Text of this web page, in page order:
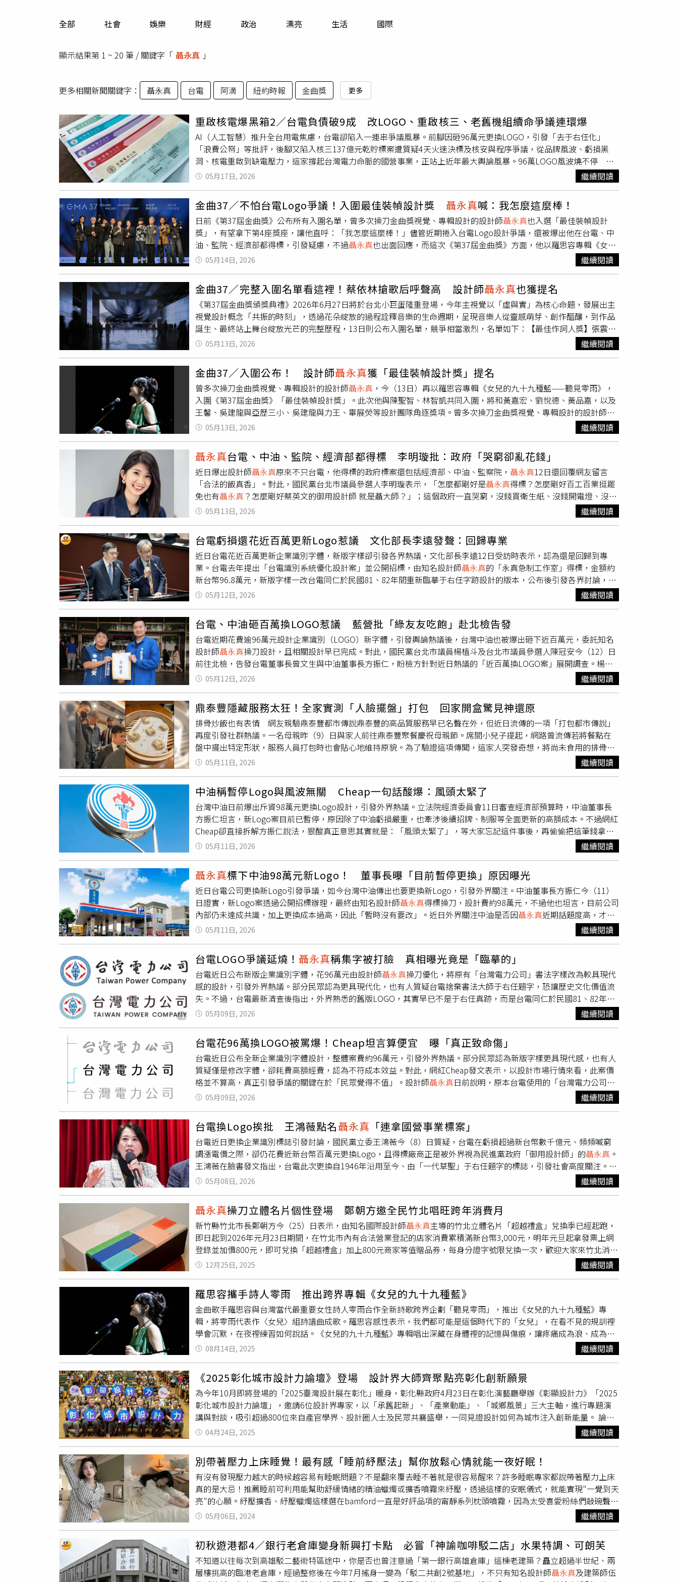
運勢
全部 社會 娛樂 財經 政治 漂亮 生活 國際
顯示結果第 1 ~ 20 筆 / 關鍵字「 聶永真 」
更多相關新聞關鍵字： 聶永真 台電 阿滴 紐約時報 金曲獎 更多
重啟核電爆黑箱2／台電負債破9成 改LOGO、重啟核三、老舊機組續命爭議連環爆
AI（人工智慧）推升全台用電焦慮，台電卻陷入一連串爭議風暴。前腳因砸96萬元更換LOGO，引發「去于右任化」
「浪費公帑」等批評，後腳又陷入核三137億元乾貯標案遭質疑4天火速決標及核安與程序爭議，從品牌風波、虧損黑
洞、核電重啟到缺電壓力，這家撐起台灣電力命脈的國營事業，正站上近年最大輿論風暴。96萬LOGO風波燒不停 學
者翻資料打臉官方說法近期最受矚目的爭議，莫過於台電新版電費帳單與LOGO爭議。台電將原本沿用多年的字樣，更
操刀的現代標準字體，並將帳單配色從過去藍色調整為藍綠色，引發外界諸多聯想。尤其原先外界普
遍認知，台電舊版字體出自「一代草聖」于右任手筆，但台電初期回應稱是員工臨摹設計，隨後卻遭學者翻出《台電月
刊》等歷史資料，指出確實為于右任題字，讓外界質疑台電說法前後不一。台電斥資96萬大改Logo，爭議爆發後改稱新
舊字體並行。（圖／翻攝民視新聞網YouTube）第一季又虧43億元 負債比飆破91％這也導致台電虧損黑洞進一步被放
大檢視。攤開近年財報，2022年虧損2,263億元，台電說俄烏戰爭、天然氣和煤價飆漲、電價未同步調漲所致；2023年
再虧1,999億元，台電強調扮演「抗通膨消波塊」，吸收燃料成本；2024年收斂至虧損411億元。好景不長，台電連虧3
年後，好不容易在2025年扭轉劣勢轉虧為盈，未料在2026年第一季又虧損43億元，截至今年3月底，累計虧損達3,571
億元，台電負債比已達91.1％。截至2026年3月，台電累計虧損3,571億元，負債率飆升至91.1％。AI與半導體吃電太
兇 核三乾貯案再陷風暴真正讓台電近期爭議快速升溫，仍是AI時代帶來的龐大用電壓力。隨著半導體、AI伺服器與高
效能運算需求爆發，外界憂心台灣未來供電是否能支撐產業發展，也讓原本逐漸沉寂的核電議題重新浮上檯面。總統賴
清德執行核三重啟程序後，核能政策成為全民焦點。就在此時，攸關核三重啟命脈、總預算高達137億元的「核三乾貯
案」，台電花4天完成決標，引發外界對程序過於倉促的質疑。由於核三若想延役發電，必須先將舊燃料棒退出，那高
放射性核廢料後續能否安全存放，關鍵就在乾式貯存設備，因此這項標案也被視為核三重啟最重要的一塊拼圖。根據爆
料者指控，美商NAC與日商KVC籌組的美日聯盟，遭質疑未符合美國核管會（NRC）相關品保標準，投標文件也爆出未
依規定由公司負責人合法簽章等程序問題，甚至質疑台電疑似在評選過程中放寬標準，讓原本曾遭判定不合格的NAC，
最終逆轉得標。對此，台電向《民報》強調，本案歷經多次公開閱覽與審查程序，並由內外部委員共同完成評選作業，
且因屬重大國家設施，已邀請檢廉警等機關成立廉政平台，全案依法透明辦理，重申相關投標廠商均符合資格與規格要
求。今年初台電提出興達電廠延役5部舊燃氣機組，遭高雄市長陳其邁要求出面說明。（圖／翻攝維基百科）AI缺電焦慮
升溫 陷核、風、火三重壓力除了核三乾貯案外，近年台電也頻頻陷入能源與工程相關爭議，包括興達電廠延役、中火
機組重啟、森崴能源承攬離岸風電工程後爆發財務壓力等，都讓外界重新檢視台灣能源政策與供電結構。尤其在AI產業
高速擴張下，正快速推升全台用電需求，市場也開始擔憂台灣是否可能再度面臨缺電風險。從核電延役、老舊機組續
命、到台電龐大虧損與接連不斷的爭議，背後其實都指向同一個問題：AI時代來臨後，台灣的電，真的夠用嗎？延伸閱
讀重啟核電爆黑箱1》核三137億乾貯案4天急決標 台電陷3大爭議
05月17日, 2026 繼續閱讀
金曲37／不怕台電Logo爭議！入圍最佳裝幀設計獎 聶永真喊：我怎麼這麼棒！
日前《第37屆金曲獎》公布所有入圍名單，曾多次操刀金曲獎視覺、專輯設計的設計師聶永真也入選「最佳裝幀設計
獎」，有望拿下第4座獎座，讓他直呼：「我怎麼這麼棒！」儘管近期捲入台電Logo設計爭議，還被爆出他在台電、中
油、監院、經濟部都得標，引發疑慮，不過聶永真也出面回應，而這次《第37屆金曲獎》方面，他以羅思容專輯《女兒
的九十九種藍——聽見零雨》，入圍「最佳裝幀設計獎」，將與黃嘉宏、劉悅德、黃品嘉，以及王馨、吳建龍與亞歷三
小、吳建龍與力王、畢展熒等設計團隊角逐獎項。本屆該獎項入選團隊如下：黃嘉宏／暮夜徐行劉悅德／有美夢上讚Ū
bí-bāng siōng tsán黃品嘉、王馨／睏 Sleep吳建龍、亞歷三小 ／SAX TAPE
、陳聖智、林智凱／女兒的九十九種
藍—聽見零雨吳建龍、力王、畢展熒 ／Hidden Album對於入選的消息，目前已在社群平台出現相當多的討論，
本人也出現在貼文底下表示：「我怎麼這麼棒！」引發網友熱議，紛紛留言讚「超棒的」、「優秀」、「設計簡約好
看」，不過也有人表示「文化部不意外」、「綠色團體頒獎給自己人啊」。此外，除台電爭議外，關於聶永真 標下中油
98萬元新Logo的案件，中油董事長方振仁日前受訪時坦言公司內部仍未達成共識，加上更換成本過高，因此暫緩更改。
05月14日, 2026 繼續閱讀
金曲37／完整入圍名單看這裡！蔡依林搶歌后呼聲高 設計師聶永真也獲提名
《第37屆金曲獎頒獎典禮》2026年6月27日將於台北小巨蛋隆重登場，今年主視覺以「虛與實」為核心命題，發展出主
視覺設計概念「共振的時刻」，透過花朵綻放的過程詮釋音樂的生命週期，呈現音樂人從靈感萌芽、創作醞釀，到作品
誕生、最終站上舞台綻放光芒的完整歷程，13日則公布入圍名單，競爭相當激烈，名單如下：【最佳作詞人獎】張震嶽
／媽媽的眼睛小寒／成人之美武雄／礦工兄弟黃立堯／WAR & LUV李格弟／銀色荒原【最佳作曲人獎】盧律銘／大濛的
暗眠蕭煌奇、滴燙 Diiton／你攏無咧看張震嶽／浪人的..張簡君偉／數到十黃奇斌／若無你我欲去佗位裘德／銀色荒原
【最佳編曲人獎】翁光煒／厭倦一個人旅行周湯豪、Seann Bowe、韋恩林、Ruben Cardenas／FLAMES陳星翰、鄭人
豪、Morrison Ma、CYH、Richard Craker, Jackson Dimiglio-Wood／DIYYELLOW 黄宣／輕功水上飄裘德、崔展鴻／銀
色荒原【特別貢獻獎】屠穎、林煌坤【最佳演唱錄音專輯獎】當大人／環球國際唱片股份有限公司Pleasure／華納國際
音樂股份有限公司承諾／麥丁文化事業有限公司djekuacan 年少不努力／十一音像有限公司（十一音樂）soul.food 靈食
／台灣索尼音樂娛樂股份有限公司【最佳演奏錄音專輯獎】Over The Moons／種種可能企業有限公司康達效應 Coanda
Effect／禾廣娛樂股份有限公司I Am Here／華納國際音樂股份有限公司Invisible Nation (Original Motion Picture
Soundtrack)《看不見的國家》電影原聲帶／樂浪聲風股份有限公司我們與惡的距離II影集原聲帶／黑馬映像電影有限公
司【最佳 MV 獎】純妹妹／禾聲文化娛樂有限公司Sakura Gansha／果核音樂玫瑰森林農場有限公司此刻／雪人有限公司
怪情歌／華研國際音樂股份有限公司歸零→0／台灣索尼音樂娛樂股份有限公司Pleasure／華納國際音樂股份有限公司
Fish Love／華納國際音樂股份有限公司Dumplings／何樂音樂有限公司【演奏類最佳專輯獎】Over The Moons／種種
可能企業有限公司Regrow Protocol／派樂黛唱片有限公司心之歸途 (The Heart's Journey Home)／街聲股份有限公司
傳奇·雙擊–新視界／麥丁文化事業有限公司reel mu$ic／夕陽音樂產業有限公司【最佳樂團獎】icyball 冰球樂團／我很
抱歉漂流出口／Masonolay i Cepo'老王樂隊／暮夜徐行落日飛車／QUIT QUIETLY告五人／我們就像那些要命的傻瓜甜
約翰 Sweet John／GOOD AFTERNIGHTTizzy Bac／說出我的名字【最佳單曲製作人獎】ØZI、鶴The Crane／FINAL
FINAL FINAL (feat. The Crane, Gummy B)Kvnloverboy／SuperwomanYELLOW 黄宣、余佳倫／輕功水上飄陳建騏／幸
福在歌唱（電影《陽光女子合唱團》幸福版主題曲）陳君豪、吳青峰／一念之間一在水中【演奏類最佳作曲人獎】錢威
良／Harsanik黃令先／〈春/Spring〉蘇郁涵／Pieces Peace 碎碎平安黃瑞豐、吳政君／金李軍／居住正義Nelson
Thomas Ny-Devereaux／rentfree【最佳原住民語專輯獎】Masonolay i Cepo'／風潮音樂國際股份有限公司Saitikotiko
／嗨島文化有限公司AKA／那屋瓦文化有限公司Mikerid 引路／米大創意有限公司djekuacan 年少不努力／十一音像有限
公司（十一音樂）【最佳原住民語歌手獎】高金龍 Lawis Aow／SaitikotikoArase 阿拉斯／AKA查勞•巴西瓦里／Kami
Kami 我們我們Suming 舒米恩／Mikerid 引路Matzka／djekuacan 年少不努力【最佳專輯製作人獎】蕭賀碩／來了鶴
The Crane／Same Stories, Different Narratives王昱辰、曾國宏／QUIT QUIETLYJOLIN 蔡依林、陳星翰／Pleasure裘
德、TonyiNG／離開銀色荒原常石磊／純妹妺【演奏類最佳專輯製作人獎】蘇郁涵／Over The MoonsOberka／Regrow
Protocol丁可／長夜將盡 電影原聲音樂 (Wild Nights, Tamed Beasts [Original Soundtrack])大恭／心之歸途黃瑞豐、吳
政君／傳奇·雙擊–新視界【最佳客語專輯獎】南方的冬／禾廣娛樂股份有限公司Final Girl／東城音樂製作有限公司下回
上去／荒島文化有限公司慢花誌／環球國際唱片股份有限公司Ngai／予浪創樂股份有限公司【最佳客語歌手獎】阿依羅
／南方的冬ana／Final Girl春麵樂隊／下回上去陳以諾 Sarah／慢花誌黃宇寒／Ngai【最佳裝幀設計獎】黃嘉宏／暮夜徐
行劉悅德／有美夢上讚Ū bí-bāng siōng tsán黃品嘉、王馨／睏 Sleep吳建龍、亞歷三小 ／SAX TAPE聶永真、陳聖智、
林智凱／女兒的九十九種藍—聽見零雨吳建龍、力王、畢展熒 ／Hidden Album【最佳台語專輯獎】圓缺／邊走邊聽有
限公司做一個借情軟心的人／華納國際音樂股份有限公司主題歌／台灣索尼音樂娛樂股份有限公司褪褲 lán 的兄弟／風
潮音樂國際股份有限公司我說／滾石移動股份有限公司【最佳台語男歌手獎】蕭煌奇／做一個惜情軟心的人吳永吉／褪
褲 lan 的兄弟會瑋中／頇顢周自從／人造人間CJ MiT／我說【最佳台語女歌手獎】鄭宜農／圓缺陳怡婷／三十幾秀蘭瑪
雅／鐵心肝白冰冰／喝酒講酒話PiA吳蓓雅／離婚初體驗【最佳新人獎】陳嫺靜／如果每天都可以 happy happy 誰想要
sad:*-合作的祕密高真／TRU-ALIVE163braces／海螺記陳以諾 Sarah／慢花誌CJ MiT／我說JOYCE 就以斯／才華換桃花
【最佳演唱組合獎】頑童 MJ116／OGSGENBLUE 幻藍小熊／MIRROR凹與山／Hidden Album椅子樂團／愛的對白Dac
& 鄭昭元 ZAOYUAN／Enough【最佳華語男歌手獎】張震嶽／跟著感覺走周湯豪／LOVE RAGE HOPE盧廣仲／
HeartBreakFast 傷心早餐店Gummy B／更好裘德／離開銀色荒原【最佳華語女歌手獎】洪佩瑜／開陳嫺靜／如果每天
都可以 happy happy 誰想要sad：*-合作的秘密彭佳慧／完整的大人JOLIN 蔡依林／Pleasure劉艾立／雙魚宮單依純／
純妹妺【最佳華語專輯獎】開／何樂音樂有限公司OGS／滾石國際音樂股份有限公司跟著感覺走／滾石國際音樂股份有
限公司Pleasure／華納國際音樂股份有限公司離開銀色荒原／亞神音樂娛樂股份有限公司純妹妹／禾聲文化娛樂有限公
司【年度歌曲獎】三菜一湯 In the Middle／有趣的形狀工作室浪人的...／滾石國際音樂股份有限公司Pleasure／華納國
際音樂股份有限公司老翅膀／華研國際音樂股份有限公司如果每天都可以 happy happy 誰想要 sad:))／顏社企業有限公
司我的存在就是愛你／百代唱片股份有限公司幸福在歌唱 (電影《陽光女子合唱團》幸福版主題曲)／众悅娛樂有限公司
【年度專輯獎】最佳華語專輯獎最佳台語專輯獎最佳客語專輯獎最佳原住民語專輯獎Same Stories, Different
NarrativesQUIT QUIETLY【評審團獎】陳小霞《老翅膀》專輯
05月13日, 2026 繼續閱讀
金曲37／入圍公布！ 設計師聶永真獲「最佳裝幀設計獎」提名
曾多次操刀金曲獎視覺、專輯設計的設計師聶永真 ，今（13日）再以羅思容專輯《女兒的九十九種藍——聽見零雨》，
入圍《第37屆金曲獎》「最佳裝幀設計獎」。此次他與陳聖智、林智凱共同入圍，將和黃嘉宏、劉悅德、黃品嘉，以及
王馨、吳建龍與亞歷三小、吳建龍與力王、畢展熒等設計團隊角逐獎項。曾多次操刀金曲獎視覺、專輯設計的設計師聶
永真，今（13日）再以羅思容專輯《女兒的九十九種藍——聽見零雨》，入圍《第37屆金曲獎》「最佳裝幀設計獎」。
近期也因國營事業Logo話題再度受到關注。繼台電更換新Logo引發熱議
後，台灣中油也傳出有意更新企業識別。中油董事長 方振仁 11日證實，中油確實曾啟動新Logo設計案，並透過公開招
標程序，由 聶永真 得標負責操刀，設計費約98萬元。不過，方振仁也強調，外界質疑中油是因聶永真
請合作，並非事實。他表示，此案完全依照公開招標與評選程序進行，並非指定設計師。雖然聶永真目前已提出相關設
計方向與建議版本，但公司內部對於是否更換Logo仍未形成共識，加上後續整體識別更新成本龐大，因此現階段「暫時
沒有要改」。
05月13日, 2026 繼續閱讀
聶永真台電、中油、監院、經濟部都得標 李明璇批：政府「哭窮卻亂花錢」
近日爆出設計師聶永真原來不只台電，他得標的政府標案還包括經濟部、中油、監察院， 聶永真12日還回覆網友留言
「合法的飯真香」。對此，國民黨台北市議員參選人李明璇表示，「怎麼都剛好是聶永真得標？怎麼剛好百工百業挺罷
免也有聶永真 ？怎麼剛好蔡英文的御用設計師 就是聶大師？」；這個政府一直哭窮，沒錢買衛生紙、沒錢開電燈、沒錢
搭電梯、沒錢請手語老師，卻有錢搞這些有的沒的，真是自己吃太飽就太閒了！李明璇表示，自己去信箱收台電帳單
了，信封還真的已經改掉Logo，如果沒有被踢爆，可能就神不知鬼不覺，大家都不曉得台電花了96萬，就改這6個字的
字體，一個字要價16萬。李明璇說，
標、中油logo也用98萬得標？監察院、經濟部改logo也都是聶永真得標。「怎麼都剛好是
業挺罷免也有聶永真？怎麼剛好蔡英文的御用設計師 就是聶大師？」，李明璇指出，設計專業當然要被尊重，但問題
是，這是公家單位、這是納稅人的錢、這是公共品牌，人民當然有權利評論。總不能一邊拿公共預算，一邊要求外界只
能鼓掌不能質疑吧？李明璇提到，台電現在是什麼狀況？連年虧損、電價壓力沉重、能源政策混亂，結果你台電扛著超
過3,500億的虧損，不是先想辦法降低虧損，竟然還花近百萬去改字體？請問改了字體，台電就不會虧損了嗎？改了
Logo，電費就保證不會再漲了嗎？李明璇說，如今不只改掉帶有歷史感的「于右任毛筆字體」、連台電帳單都從藍色改
成綠色，也難怪大家會質疑，這背後是不是又一場「去中脫華」的政治正確操作。李明璇直言，民進黨執政最令人感到
噁心的，就是民生壓力爆表的時候，還在這種地方展現「政治品味」！李明璇表示，再看看法務部，在一場名為「兩公
約國際審查會議」，實則「廢死宣揚大會」的活動上，花了將近1,000萬的一般行政業務費，來邀約款待海內外的廢死團
體與學者入住五星級飯店！李明璇續指，還有文化部的荒謬補助，《零日攻擊》獲1.13億、九把刀電影《功夫》獲1.5
億、再到文化部長都唸不出那首要「性侵狗兒」的歌詞也有70萬，哪個花的不是納稅錢？哪個不是老百姓的民脂民膏？
李明璇直言，這個政府一直哭窮，沒錢買衛生紙、沒錢開電燈、沒錢搭電梯、沒錢請手語老師，卻有錢搞這些有的沒
的，真是自己吃太飽就太閒了！李明璇表示，網路常笑稱：「錢沒有不見，只是變成自己喜歡的樣子！」民進黨則是告
訴人民：「錢沒有不見，只是變成綠友友的糧食！」這個月是報稅季，誰願意看見自己辛苦的納稅錢，就這樣全進了綠
友友的口袋裡？「還好有32：0，才能讓在野黨還有機會阻擋這些破事啊！」
05月13日, 2026 繼續閱讀
台電虧損還花近百萬更新Logo惹議 文化部長李遠發聲：回歸專業
近日台電花近百萬更新企業識別字體，新版字樣卻引發各界熱議，文化部長李遠12日受訪時表示，認為還是回歸到專
業。台電去年提出「台電識別系統優化設計案」並公開招標，由知名設計師聶永真的「永真急制工作室」得標，金額約
新台幣96.8萬元，新版字樣一改台電同仁於民國81、82年間重新臨摹于右任字跡設計的版本，公布後引發各界討論，成
果褒貶不一，文化部長李遠12日進入立法院接受立委質詢，會前也被問到對於台電Logo爭議的看法。根據《中時新聞
網》報導，李遠以過去在擔任金馬獎評審的經驗提到，曾有一屆評到「電影最佳配樂獎」時，一部電影因為沒有錢，從
頭到尾只有2個單音，另一部電影則用非常華麗的交響樂，當時他就與其他評審辯論，強調是在選配樂而不是音樂，重
點在於能否搭配電影劇情，最後由「只有2個單音」的獲獎。李遠表示設計本身非常專業，涉及美感、歷史記憶還有每
個人不同的感受，所以他認為還是「回歸專業」；此外針對有立委質疑「台電已虧損需要政府補貼，為何還要再搞設
計？」的問題，李遠解釋很多企業重新開始，就會找人重新設計Logo，因此跟企業做得好不好是兩回事。
05月12日, 2026 繼續閱讀
台電、中油砸百萬換LOGO惹議 藍營批「綠友友吃飽」赴北檢告發
台電近期花費逾96萬元設計企業識別（LOGO）新字體，引發輿論熱議後，台灣中油也被爆出砸下近百萬元，委託知名
設計師聶永真操刀設計，且相關設計早已完成。對此，國民黨台北市議員楊植斗及台北市議員參選人陳冠安今（12）日
前往北檢，告發台電董事長曾文生與中油董事長方振仁，盼檢方針對近日熱議的「近百萬換LOGO案」展開調查。楊植
斗表示，中油與台電連年虧損，卻不約而同更換LOGO，且皆由被外界稱為前總統蔡英文「御用設計師」的
聶永真得
標，難免引發外界質疑。楊植斗說，台電與中油在虧損情況下仍編列近百萬元進行LOGO設計，恐涉圖利特定對象，甚
無關支出；國營事業更應謹慎使用公帑，不該把錢花在「雞毛蒜皮的小事」上。陳冠安則提及，台電今年第一季再虧損
43億元，累積虧損已達3571億元，近年更接受政府撥補增資3000億元，卻仍花費約96萬元進行LOGO設計。他質疑，問
題不在金額大小，而是長期虧損、仍需政府挹注的國營事業，竟還有餘裕推動非核心業務的形象工程，直酸「亂花預
算，讓綠友友吃飽」。陳冠安表示，若非輿論監督，台電後續全面更換企業識別系統的成本恐怕遠高於96萬元；中油董
事長方振仁也曾坦言，若全面汰換相關設備費用將非常高，因此暫停更換。他批評，真正龐大的支出不在設計費，而在
後續招牌、制服、公文、設備及視覺系統汰換成本。陳冠安強調，台電今（2026）年度預算仍有2166億元資金缺口，須
向國內外借貸支應，質疑台電財務困頓卻以限制性招標方式推動LOGO設計，恐涉及弊案、利益輸送或道德爭議，應交
由司法檢驗。
05月12日, 2026 繼續閱讀
鼎泰豐隱藏服務太狂！全家實測「人臉擺盤」打包 回家開盒驚見神還原
排骨炒飯也有表情 網友親驗鼎泰豐都市傳說鼎泰豐的高品質服務早已名聲在外，但近日流傳的一項「打包都市傳說」
再度引發社群熱議。一名母親昨（9）日與家人前往鼎泰豐聚餐慶祝母親節。席間小兒子提起，網路曾流傳若將餐點在
盤中擺出特定形狀，服務人員打包時也會貼心地維持原貌。為了驗證這項傳聞，這家人突發奇想，將尚未食用的排骨炒
飯、小籠包與煎餃，在瓷盤中拼湊成一張逗趣的「人臉」造型，並請服務人員協助打包。台北101鼎泰豐總是門庭若市
擠滿排隊人潮。（圖／記者鍾釗楨攝影）開盒瞬間家長笑翻 細膩服務體現職人精神這名母親在社群平台 Threads 分享
實測結果，直呼「真的長一樣耶！」雖然經過返家的車程搖晃，餐盒內的食材位置略有位移，但從對比照片可以清楚看
到，兩顆小籠包作為眼睛、煎餃作為嘴巴，與排骨炒飯的相對位置幾乎被原封不動地移入外帶盒中。這種在忙碌節日中
依然不減細膩度的服務，讓原 PO 全家感到驚喜萬分，不僅為母親節增添了趣味，也讓網友紛紛讚嘆鼎泰豐對細節的極
致追求。霍諾德來台爬台北101，也到鼎泰豐用餐，讚不絕口。(圖／翻攝自 Brett Lowell IG)熱心網友發出提醒 別讓
品牌美意變成勞務負擔隨著貼文在網路瘋傳，不少網友大讚「這服務也太有心」、「炒飯看起來好有戲」。然而，也有
部分評論認為不應刻意刁難第一線工作人員。有網友逆風指出，母親節等重大節日是餐廳最忙碌的時刻，若每位客人都
要求「拼圖式打包」，恐怕會加重基層人員的負擔。對此，原 PO 溫馨回應，這僅是聚餐間的小發現，即便服務人員未
按原樣擺放也絕對不會介意，並特別感謝現場同仁的辛勞付出。大缺工時代，餐飲龍頭「鼎泰豐」祭7萬5搶廚師。國道
級品質控管 打包細節背後的標準化流程事實上，鼎泰豐對於打包服務確實有嚴格的標準化作業流程（SOP）。為了確
保外帶餐點的風味與賣相，服務人員在裝盒時皆需遵循特定角度與層次。這次的「人臉傳說」雖是客人的隨興之舉，卻
意外檢驗了鼎泰豐員工在節日壓力環境下，仍能維持高度服務熱誠的企業文化。 更多三立新聞網報導． 神預言！李筱峰
25年前示警「攻台先佔立院」 藍白大砍軍購驗證先知． 2億天價保金換不到自由！名模錢帥君男友郭哲敏 遭高院裁
定延押2個月． 台電新Logo美學大戰！
05月11日, 2026 繼續閱讀
中油稱暫停Logo與風波無關 Cheap一句話酸爆：風頭太緊了
台灣中油日前爆出斥資98萬元更換Logo設計，引發外界熱議。立法院經濟委員會11日審查經濟部預算時，中油董事長
方振仁坦言，新Logo案目前已暫停，原因除了中油虧損嚴重，也牽涉後續招牌、制服等全面更新的高額成本。不過網紅
Cheap卻直接拆解方振仁說法，狠酸真正意思其實就是：「風頭太緊了」，等大家忘記這件事後，再偷偷把這筆錢拿出
來執行。Cheap在臉書發文開酸，針對中油聲稱「暫停與近期風波無關」、「目前沒有即刻實施打算」等說法逐句翻譯
成「白話文」。他認為，中油嘴上說與近期台電Logo爭議無關，但其實全台灣都知道，就是因為現在公營事業改Logo
風波燒太大，才會突然踩煞車。至於中油強調「目前沒有要即刻實施的打算」，Cheap則狠酸，真正意思根本就是：
「先把這筆錢放著，等大家忘了這件事、或立法院沒再盯預算的時候，再偷偷拿出來弄。」最後更直接總結一句：「簡
單說，就是風頭太緊了。」事件起因於立法院經濟委員會審查經濟部預算時，國民黨立委葉元之質詢中油98萬元Logo
案。中油董事長方振仁表示，此案是由知名設計師聶永真得標，整體評選過程「絕對合法合規」，但目前新Logo尚未正
式定案，中油內部仍需進一步凝聚共識。方振仁也坦言，若全面更換企業識別系統，後續將牽涉招牌、制服等龐大更新
費用，因此目前選擇暫停。他並強調，暫停此案與近期風波沒有關係，只是現階段沒有立即推動的規劃。不過Cheap顯
然完全不買單，除了發文狠酸外，還特地附上一張中油Logo對照圖，上方放現行舊Logo，下方則是他自稱「用阿共漢
儀盈光55U瞎弄的版本」，並特別標註「不是設計師弄的」，明顯是在諷刺先前台電Logo設計被質疑與中國字體高度相
似的爭議。貼文曝光後迅速掀起大量討論，不少網友也留言狂酸，「現在說暫停，以後一定還是會改吧」、「只是現在
不敢花而已」、「98萬只是開始，後面換招牌才是真正燒錢」、「Logo還沒換，炎上先來了」。另外，也有人聯想到賴
清德先前出訪史瓦帝尼時，一度傳出行程「暫緩」，最後卻低調成行的事件，認為如今中油的「暫停說法」似乎有異曲
同工之妙。
05月11日, 2026 繼續閱讀
聶永真標下中油98萬元新Logo！ 董事長曝「目前暫停更換」原因曝光
近日台電公司更換新Logo引發爭議，如今台灣中油傳出也要更換新Logo，引發外界關注。中油董事長方振仁今（11）
日證實，新Logo案透過公開招標辦理，最終由知名設計師聶永真得標操刀，設計費約98萬元，不過他也坦言，目前公司
內部仍未達成共識，加上更換成本過高，因此「暫時沒有要改」。近日外界關注中油是否因聶永真近期話題度高，才邀
請他設計新Logo。對此，今日出席立法院經濟委員會的方振仁受訪時表示，中油新Logo案是透過公開招標評選程序辦
目前已提出相關設計建
議，但最終版本尚未拍板，公司內部還需要進一步討論評估。至於外界質疑，中油是否會受到近期台灣電力公司Logo爭
議影響決策，方振仁則強調「沒有關係」，公司最主要考量還是成本與執行難度問題。方振仁解釋，一旦更換新Logo，
不只是總公司標誌要更新，包含全台加油站招牌、制服、文件與相關識別系統都要全面更換，所需費用相當龐大。方振
仁坦言，目前中油財務狀況並不理想，再加上全面更換識別系統所需時間長、成本高，因此現階段已先喊卡，「暫時沒
有要改」。事實上，近期台灣電力公司重新設計「台灣電力公司」字樣，同樣由聶永真旗下工作室「永真急制
Workshop」以96萬元得標，新Logo曝光後引發網路熱議，支持者認為新版設計較簡潔現代，但也有人批評失去原本于
聶永真過去
曾設計的多張知名專輯設計，包括周杰倫的《葉惠美》、《七里香》、《十一月的蕭邦》、《依然范特西》，以及蔡依
林《呸》、《特務J》，和林俊傑《西界》，五月天《後青春期的詩》，林宥嘉《今日營業中》等作品，在設計圈早已
相當知名。聶永真在許多國內外大型設計賽事數次奪獎。（圖／翻攝自聶永真臉書）貼文曝光後引發熱議，許多網友紛
紛留言表示，「哇！有人討論欸！七里香那張封面真的很強！對那時候巔峰杰倫專輯都是他做的」、「葉惠美那張真的
是好聽又好看」、「田馥甄的專輯也是厲害到不行」、「還有各類小說封面，真的很愛他設計的小說封面跟專輯視
覺」、「孫盛希第一張專輯也是永真操刀設計的」、「我會認識
這個名字也是因為金曲獎，他一直得獎常常聽
到」。
05月11日, 2026 繼續閱讀
台電LOGO爭議延燒！聶永真稱集字被打臉 真相曝光竟是「臨摹的」
台電近日公布新版企業識別字體，花96萬元由設計師聶永真操刀優化，將原有「台灣電力公司」書法字樣改為較具現代
感的設計，引發外界熱議。部分民眾認為更具現代化，也有人質疑台電捨棄書法大師于右任題字，恐讓歷史文化價值流
失。不過，台電最新清查後指出，外界熟悉的舊版LOGO，其實早已不是于右任真跡，而是台電同仁於民國81、82年間
重新臨摹設計的版本。
日前在社群平台發文回應爭議時表示，原本「台灣電力公司」6個字並非于右任專門為台
電完整書寫，而是取自于右任字帖中的單字，再經排列、縮放、角度調整及電腦描圖修整後形成，因此部分外界以完整
書法作品的角度評論原LOGO，與實際情況存在落差。不過，華梵大學人文藝術學院院長黃智陽隨即打臉。他在臉書貼
出《台電月刊》第25期刊載的〈右老墨寶與台電〉文章，指出「台灣電力公司」6字確實是于右任於民國42年親自為台
電題寫。文章提到，當時台電向于右任提出請託後，于右任立即答應，且不到3天便完成題字，台電人員還特地帶著2顆
大西瓜前往致謝。黃智陽認為，以現代制式字體取代台灣重要書法家的題字，令人感到遺憾，也擔憂未來包括立法院、
監察院、歷史博物館及臺灣銀行等機構歷史字跡，是否也可能逐漸被取代。他也提到外界對此事反彈，「在油電高漲的
時局，沒有更重要且更有共識的事可以努力嗎？」不過，根據《工商時報》報導，台電方面表示，當年確實曾請于右任
親自題字，但後續在民國81、82年間進行企業識別系統優化時，原始書法字樣已遭替換。之後長年使用的版本，其實是
由台電內部人員依據于右任字體進行臨摹與重新排列設計，並非最初真跡樣貌。
05月09日, 2026 繼續閱讀
台電花96萬換LOGO被罵爆！Cheap坦言算便宜 曝「真正致命傷」
台電近日公布全新企業識別字體設計，整體案費約96萬元，引發外界熱議。部分民眾認為新版字樣更具現代感，也有人
質疑僅是修改字體，卻耗費高額經費，認為不符成本效益。對此，網紅Cheap發文表示，以設計市場行情來看，此案價
格並不算高，真正引發爭議的關鍵在於「民眾覺得不值」。設計師聶永真日前說明，原本台電使用的「台灣電力公司」
6字標誌，並非書法家于右任親自為台電題字，而是從于右任字帖中擷取個別文字，再經排列、縮放、角度調整以及電
版本改回于右任風格，
且同樣花費96萬元，外界可能會認為設計極具辨識度，甚至稱讚為大師作品。但現在是從傳統書法風格轉向簡潔現代字
體，因此不少人認為看起來像現成字型的變化版本，甚至像簡報軟體直接套用的效果，才會產生「這樣也能收96萬」的
質疑。他進一步指出，若以整體企業識別設計角度來看，96萬元並非單純購買幾個字，而是包含完整系統規劃與設計內
容，平均下來一個字約16萬元，以聶永真的業界地位而言，「還算cheap了」。Cheap認為，這次事件真正反映的是台
灣社會對設計專業的認知問題。他指出，許多人對專業領域標準相對嚴苛，只要看不懂設計邏輯，就容易認為缺乏價
值，而當成果呈現方式看似簡單時，更容易被認為「很好賺」。針對此次風波，
也公開回應，表示當初決定參與
台電標案，「除了情懷，更覺得若能讓它往現代化邁進一點，會是一件很榮幸的事。」他坦言，原先曾期待能有更大幅
度的視覺改造，但標案內容明確指出是「優化」而非「重新設計」，因此團隊最終選擇在既有基礎上進行調整，希望能
替台電開啟未來50年的全新企業識別方向。
05月09日, 2026 繼續閱讀
台電換Logo挨批 王鴻薇點名聶永真 「連拿國營事業標案」
台電近日更換企業識別標誌引發討論，國民黨立委王鴻薇今（8）日質疑，台電在虧損超過新台幣數千億元、頻頻喊窮
調漲電價之際，卻仍花費近新台幣百萬元更換Logo，且得標廠商正是被外界視為民進黨政府「御用設計師」的聶永真 。
王鴻薇在臉書發文指出，台電此次更換自1946年沿用至今、由「一代草聖」于右任題字的標誌，引發社會高度關注。她
表示，經查後發現，新識別設計由「永真急制設計工作室」得標，案名為「台電識別系統優化設計案」，於113年1月15
日決標，金額約新台幣 96.8萬元。她進一步指出，同一年「台灣中油標誌優化設計案」也由同一團隊得標，金額約新台
幣 98萬元，等於
不同意見，但她身為在野黨立委，更在意的是國營事業財務惡化下的預算運用問題。她指出，根據台電113年會計決
算，含政府補助後仍虧損新台幣 546.57億元，監察院也曾示警台電負債比率恐達97.25%；至於中油，113年稅前虧損也
高達新台幣 355億元、累積虧損達新台幣 691億元。她批評，在國營事業財務壓力沉重、台電甚至以調漲電價為由向全
民喊窮的情況下，卻仍花上百萬元更換識別標誌，令人難以接受，「不知道台電賣的產品，是要如何年輕化才會增加銷
量？」王鴻薇也提到，
過去還曾得標交通部觀光署形象識別系統改版案，金額達新台幣 148萬元，認為其在蔡英
文執政期間，頻繁取得政府與國營事業設計標案，「成為標案常客是不爭的事實」。她強調，身為監督政府預算的民
代，面對國營事業一邊喊虧損、一邊持續編列設計與改版預算，當然有必要持續追查與監督。
05月08日, 2026 繼續閱讀
聶永真操刀立體名片個性登場 鄭朝方邀全民竹北唱旺跨年消費月
新竹縣竹北市長鄭朝方今（25）日表示，由知名國際設計師聶永真主導的竹北立體名片「超越禮盒」兌換季已經起跑，
即日起到2026年元月23日期間，在竹北市內有合法營業登記的店家消費累積滿新台幣3,000元，明年元旦起拿發票上網
登錄並加價800元，即可兌換「超越禮盒」加上800元商家等值贈品券，每身分證字號限兌換一次，歡迎大家來竹北消
費。竹北市新年度「超越禮盒」找來知名設計師
（右）操刀設計，市長鄭朝方（左）大呼精美有寓意。（圖／翻
以垂直型又撞
地品牌說好自己的故事，讓產品被理解、被記住，進而被消費者選擇，並透過「撞色系」增加視覺記憶點，象徵竹北高
樓與多元包容，整體識別與細節拿捏很不一樣，能感受竹北的生活風格與城市氣質。「超越禮盒」內藏大票竹北在地好
物，店家老闆紛紛出席讚聲。（圖／翻攝自竹北市公所媒體群組）公所官員介紹，「超越禮盒」內容集結多項竹北入選
特色商品，包括田爸爸的米「春小麥」、竹北市農會推廣供銷中心「黑豆麵」、黃記辣椒醬「川味香麻醬」、尚好堅果
「原味堅果」、綠禾塘的「翔頂耳掛咖啡」、歐克威爾兒童漱口水隨身包，還有黃寶瑩芳香森林的「竹北人的午睡時
刻」香皂，在在完整呈現了竹北多元且細膩的生活風格。官員強調，即日起到2026年元月23日期間，只要在竹北市內具
營業登記的合法店家消費累積滿3,000元，元旦起憑發票上網登錄後再加價800元，即可兌換「超越禮盒」壹份及800元
商家等值贈品券，每身分證字號限兌換一次。此外，明年元月3日竹北市公所更挺進新竹市巨城百貨舉辦展售會，將在
現場推出集點兌換與限量「加倍券」優惠，鼓勵民眾實地選購、認識竹北在地品牌。鄭朝方強調，一個成熟的城市治理
中，必須兼顧硬體建設與文化底蘊，也要善用設計提高市民的生活感、幸福感甚或榮耀感。他續指，超越禮盒除了有視
覺美感外，更讓好產品在年節伴手禮市場中被看見、被選擇，讓美學與設計思維落實於市民日常，活動詳情可關注竹北
市公所臉書粉絲團。
12月25日, 2025 繼續閱讀
羅思容攜手詩人零雨 推出跨界專輯《女兒的九十九種藍》
金曲歌手羅思容與台灣當代最重要女性詩人零雨合作全新詩歌跨界企劃「聽見零雨」，推出《女兒的九十九種藍》專
輯，將零雨代表作〈女兒〉組詩譜曲成歌。羅思容感性表示，我們都可能是這個時代下的「女兒」，在看不見的規訓裡
學會沉默，在夜裡練習如何說話。《女兒的九十九種藍》專輯唱出深藏在身體裡的記憶與傷痕，讓疼痛成為浪、成為
光，而我們終將學會以自己的聲音為自己命名。羅思容過去被金曲獎、華語音樂傳媒大獎多次肯定，亦曾獲英國權威民
謠雜誌《fRoots》特別推薦，動人音樂享譽國際。而在〈牙牙學語的女兒K〉MV中，不只有零雨的動人詩句與羅思容的
溫柔呢喃歌聲，同時搭配空拍台北到金門的美麗景象，穿插近百名女性參與拍攝，海浪的潮汐聲與嬰兒的啼哭聲相互輝
映，孕育出台灣這個海島國家居民的生命力量，展現專屬於當代女性的溫暖史詩篇章。專輯《女兒的九十九種藍》也找
來台灣首屈一指的專輯裝幀設計團隊，由聶永真領軍的永真急制操刀，透過大量滿版頁面、不同冷暖及明度的藍色調所
貫穿，包夾著分頁落版的中英文版本零雨詩作，直喻時代命題如海洋般對女性無際且深遠的包覆，而在封面內頁收尾圖
像裡，不同女子在客觀的視覺上看似浮泳於水缸中，若將視角轉換至第一人稱，或許成了看不見邊界與縱深海域的另一
種敘事：有人仍被禁錮著，或終有人找到了自由。
08月14日, 2025 繼續閱讀
《2025彰化城市設計力論壇》登場 設計界大師齊聚點亮彰化創新願景
為今年10月即將登場的「2025臺灣設計展在彰化」暖身，彰化縣政府4月23日在彰化演藝廳舉辦《彰顯設計力》「2025
彰化城市設計力論壇」，邀請6位設計界專家，以「承舊起新」、「產業動能」、「城鄉風景」三大主軸，進行專題演
講與對談，吸引超過800位來自產官學界、設計圈人士及民眾共襄盛舉，一同見證設計如何為城市注入創新能量。 論壇
由彰化縣長王惠美、《今周刊》發行人梁永煌共同揭開序幕，邀集宋鎮邁、
、洪易、朱柏諺、邱柏文、吳書原6
位設計界重量級大師，齊聚彰化擔任主講。王惠美縣長（左二）與總策展人劉真蓉（左一）、縣府策展諮詢顧問劉祥琦
（右二）分享設計展亮點，揭示彰化設計轉型願景，讓世界看見彰化的魅力（圖／彰化縣政府提供）。王縣長開場時提
到，彰化縣擁有非常豐厚的人文美學，及堅強的產業基礎，從農業到工業、從文化資產到生活工藝，有著無限的潛能。
設計不僅能夠提升城市的美感，也是驅動城市轉型，是連結在地和國際的重要關鍵。論壇上午場由「一口規劃設計顧問
公司」負責人宋鎮邁，以「從台灣出發的共生地景設計」為題開場，分享她在基隆「山海城串聯再造計畫港區整體規劃
案」中，如何把水岸還給使用者，創造基隆獨有的海港生活。知名藝術家洪易以「生活藝術的點線面，串起城市生活美
學力」，提到彰化應以「設計力」，打造成為「第七都」；彰化在地、時尚服裝品牌「RAY CHU」創辦人朱柏諺，分享
其品牌具備的多元包容、跨界聯名等特色，運用廢棄茶葉製作素皮革等，在國際時裝界展露頭角。在對談中，副縣長周
傑也提到，彰化縣不只是農工大縣，希望透過台灣設計展將設計融入城市，行銷到全國、全世界；宋鎮邁則說，城市從
來不缺「亮點」，重要的是如何營造城市的共感、光榮感。下午場由「永真急制Workshop」負責人聶永真 ，以「設計
的價值－用視覺策略突破市場框架」專題演講，他強調設計應反映當代風格，讓人一眼辨識為現代產品，而非過去的設
計語彙。彰化縣政府新聞處長李俊德（右二）與永真急制負責人聶永真（中） 、太研設計總監吳書原（左二） 、柏成設
04月24日, 2025 繼續閱讀
別帶著壓力上床睡覺！最有感「睡前紓壓法」幫你放鬆心情就能一夜好眠！
有沒有發現壓力越大的時候越容易有睡眠問題？不是翻來覆去睡不著就是很容易醒來？許多睡眠專家都說帶著壓力上床
真的是大忌！推薦睡前可利用能幫助舒緩情緒的精油蠟燭或擴香噴霧來紓壓，透過這樣的安眠儀式，就能實現"一覺到天
亮"的心願。紓壓擴香、紓壓蠟燭這樣選在bamford一直是好評品項的甯靜系列枕頭噴霧，因為太受喜愛粉絲們敲碗聲不
斷，終於在今年迎來系列新成員-室內擴香&香氛蠟燭，以馬鬱蘭、薰衣草搭配乳香的植物解方，為環境營造不間斷的休
眠氣息，讓人一走入寢室就可以倍感放鬆。bamford甯靜系列繼枕頭噴霧和身體沐浴品項後，再推香氛蠟燭與室內擴
香。（圖／吳雅鈴攝）由SAWAA攜手台灣設計師
禮盒，是採用森林氣息的松針葉精油結合普羅旺斯薰衣草精油及歐洲赤松精油，揉合香甜、微苦、清新的柑苔木質調，
能營造平和入眠氛圍，光是味道就已經很受到現代人的歡迎了，再搭配上以再生玻璃製作而成的透明感擴香瓶，以及每
塊都擁有獨一無二花紋的大理石蓋，散發簡約高雅質感的低調時髦外型，也是必須入手的理由。SAWAA草境之森安眠香
05月06日, 2024 繼續閱讀
初秋遊港都4／銀行老倉庫變身新興打卡點 必嘗「神諭咖啡駁二店」水果特調、可朗芙
不知道以往每次到高雄駁二藝術特區途中，你是否也曾注意過「第一銀行高雄倉庫」這棟老建築？矗立超過半世紀、兩
層樓挑高的臨港老倉庫，經過整修後在今年7月搖身一變為「駁二共創2號基地」，不只有知名設計師聶永真及建築師伍